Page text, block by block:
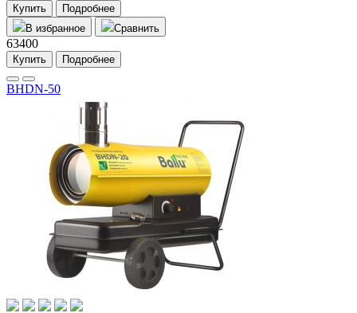
Купить
Подробнее
В избранное
Сравнить
63400
Купить Подробнее
BHDN-50